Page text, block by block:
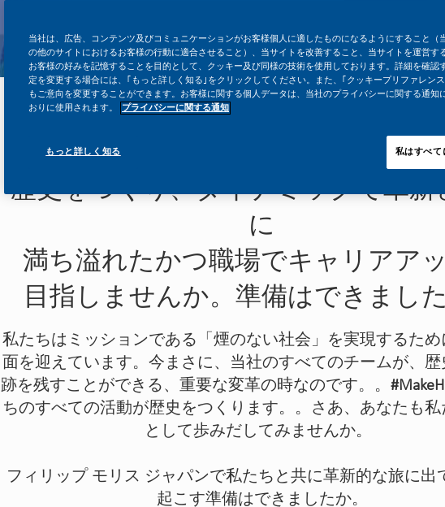
フィリップ モリス インターナショナ
歴史をつくり、ダイナミックで革新
に
満ち溢れたかつ職場でキャリアア
目指しませんか。準備はできました
私たちはミッションである「煙のない社会」を実現するため
面を迎えています。今まさに、当社のすべてのチームが、歴
跡を残すことができる、重要な変革の時なのです。。
ちのすべての活動が歴史をつくります。。さあ、あなたも私
として歩みだしてみませんか。
フィリップ モリス ジャパンで私たちと共に革新的な旅に出
起こす準備はできましたか。
当社は、広告、コンテンツ及びコミュニケーションがお客様個人に適したものになるようにすること（
の他のサイトにおけるお客様の行動に適合させること）、当サイトを改善すること、当サイトを運営す
お客様の好みを記憶することを目的として、クッキー及び同様の技術を使用しております。詳細を確認
定を変更する場合には、｢もっと詳しく知る｣をクリックしてください。また、｢クッキープリファレン
もご意向を変更することができます。お客様に関する個人データは、当社のプライバシーに関する通知
おりに使用されます。
プライバシーに関する通知
もっと詳しく知る 私はすべて